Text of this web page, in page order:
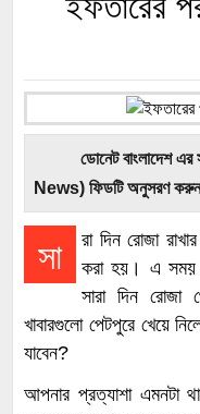
ডোনেট বাংলাদেশ
News) ফিডটি অনুসরণ করুন
সা
রা দিন রোজা
করা হয়। এ সময়
সারা দিন রোজা
খাবারগুলো পেটপুরে খেয়ে
যাবেন?
আপনার প্রত্যাশা এমনটা